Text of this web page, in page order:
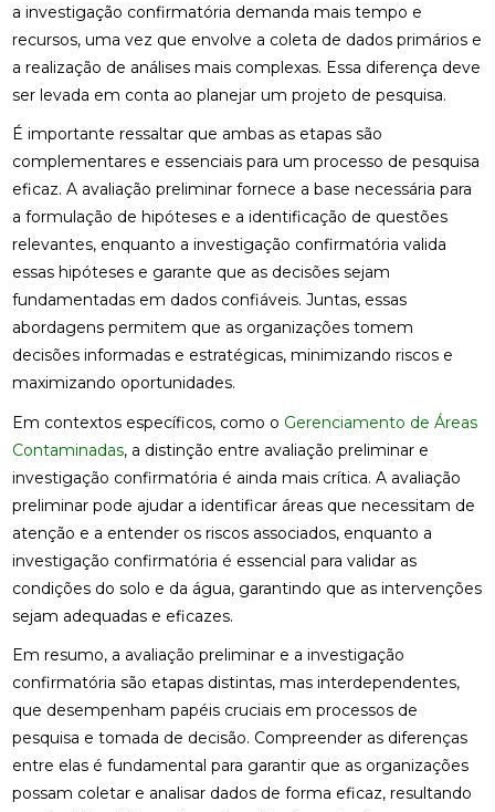
a investigação confirmatória demanda mais tempo e
recursos, uma vez que envolve a coleta de dados primários e
a realização de análises mais complexas. Essa diferença deve
ser levada em conta ao planejar um projeto de pesquisa.
É importante ressaltar que ambas as etapas são
complementares e essenciais para um processo de pesquisa
eficaz. A avaliação preliminar fornece a base necessária para
a formulação de hipóteses e a identificação de questões
relevantes, enquanto a investigação confirmatória valida
essas hipóteses e garante que as decisões sejam
fundamentadas em dados confiáveis. Juntas, essas
abordagens permitem que as organizações tomem
decisões informadas e estratégicas, minimizando riscos e
maximizando oportunidades.
Em contextos específicos, como o Gerenciamento de Áreas
Contaminadas, a distinção entre avaliação preliminar e
investigação confirmatória é ainda mais crítica. A avaliação
preliminar pode ajudar a identificar áreas que necessitam de
atenção e a entender os riscos associados, enquanto a
investigação confirmatória é essencial para validar as
condições do solo e da água, garantindo que as intervenções
sejam adequadas e eficazes.
Em resumo, a avaliação preliminar e a investigação
confirmatória são etapas distintas, mas interdependentes,
que desempenham papéis cruciais em processos de
pesquisa e tomada de decisão. Compreender as diferenças
entre elas é fundamental para garantir que as organizações
possam coletar e analisar dados de forma eficaz, resultando